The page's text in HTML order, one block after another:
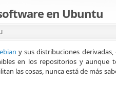
en Ubuntu
y sus distribuciones
en los repositorios y aunque
las cosas, nunca está de más